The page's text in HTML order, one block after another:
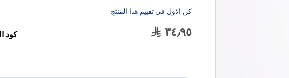
كن الاول في تقييم هذا المنتج
٣٤٫٩٥ كود